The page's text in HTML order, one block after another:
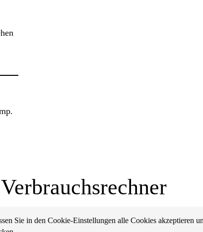
Verbrauchsrechner
Sie in den Cookie-Einstellungen alle Cookies akzeptieren